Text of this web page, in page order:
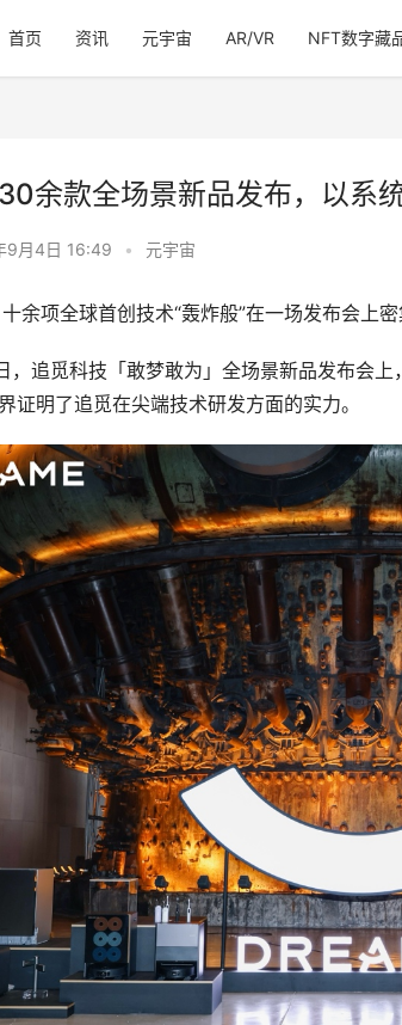
首页 资讯 元宇宙 AR/VR NFT数字藏
余款全场景新品发布，以系
9月4日 16:49 • 元宇宙
余项全球首创技术“轰炸般”在一场发布会上
追觅科技「敢梦敢为」全场景新品发布会
证明了追觅在尖端技术研发方面的实力。